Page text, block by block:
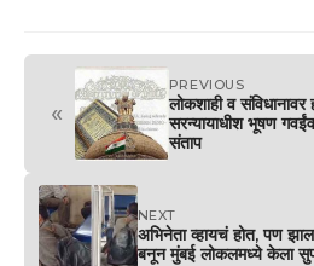
«
PREVIOUS
लोकशाही व संविधानावर
सरन्यायाधीश भूषण
संताप
NEXT
अभिनेता व्हायचं होत, पण
बनून मुंबई लोकलमध्ये केला